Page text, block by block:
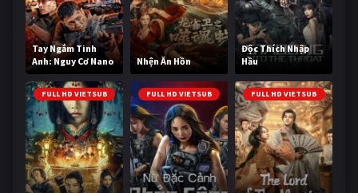
Tay Ngắm Tinh
Anh: Nguy Cơ Nano
Nhện Ăn Hồn
Độc Thích Nhập
Hầu
FULL HD VIETSUB FULL HD VIETSUB FULL HD VIETSUB